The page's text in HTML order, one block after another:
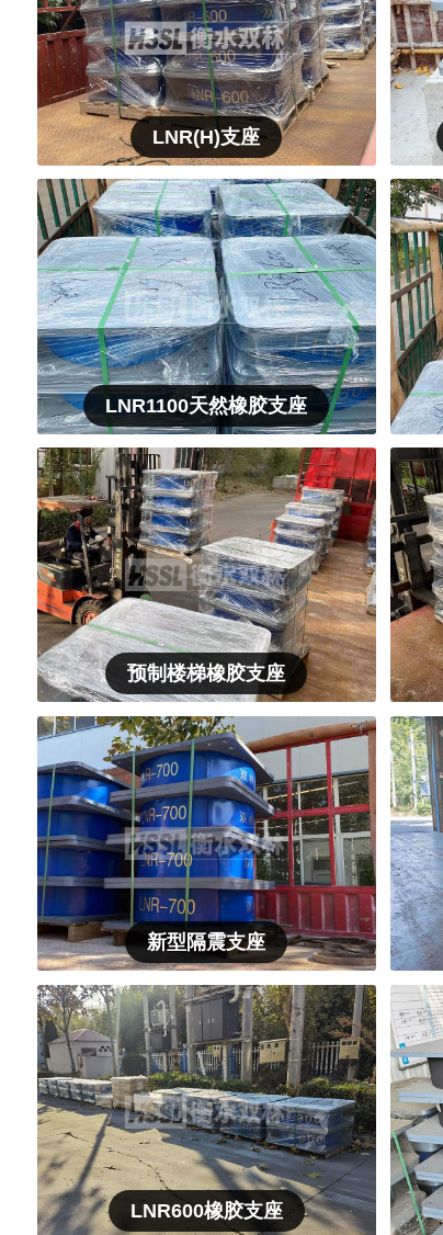
LNR(H)支座
LNR1100天然橡胶支座
预制楼梯橡胶支座
新型隔震支座
LNR600橡胶支座